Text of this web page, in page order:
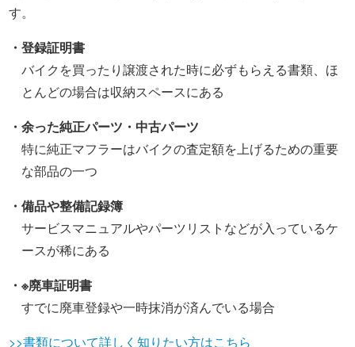
す。
・登録証明書
バイクを買ったり譲渡された時に必ずもらえる書類、ほ
とんどの場合は収納スペースにある
・余った純正パーツ・中古パーツ
特に純正マフラーはバイクの査定額を上げるための重要
な部品の一つ
・備品や整備記録簿
サービスマニュアルやパーツリストなどが入っているケ
ースが稀にある
・※廃車証明書
すでに廃車登録や一時抹消が済んでいる場合
>>書類について詳しく知りたい方はこちら